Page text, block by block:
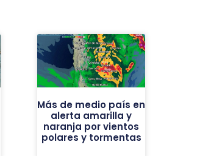
Más de medio país en
alerta amarilla y
naranja por vientos
polares y tormentas